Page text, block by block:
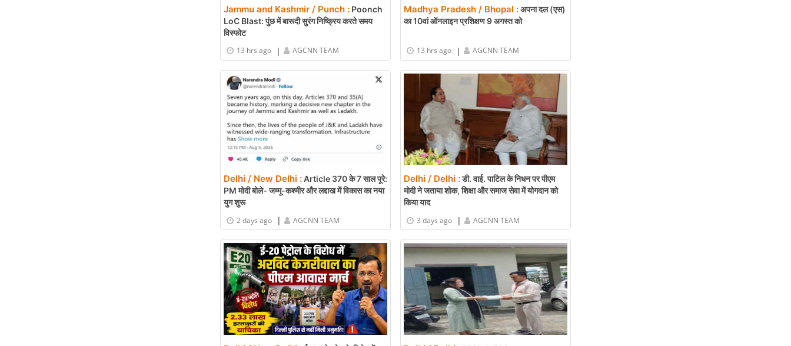
Jammu and Kashmir / Punch : Poonch
LoC Blast: पुंछ में बारूदी सुरंग निष्क्रिय करते समय
विस्फोट
13 hrs ago
| AGCNN TEAM
Madhya Pradesh / Bhopal :अपना दल (एस)
का 10वां ऑनलाइन प्रशिक्षण 9 अगस्त को
13 hrs ago | AGCNN TEAM
Delhi / New Delhi :Article 370 के 7 साल पूरे:
PM मोदी बोले- जम्मू-कश्मीर और लद्दाख में विकास का नया
युग शुरू
2 days ago
| AGCNN TEAM
Delhi / Delhi :डी. वाई. पाटिल के निधन पर पीएम
मोदी ने जताया शोक, शिक्षा और समाज सेवा में योगदान को
किया याद
3 days ago
| AGCNN TEAM